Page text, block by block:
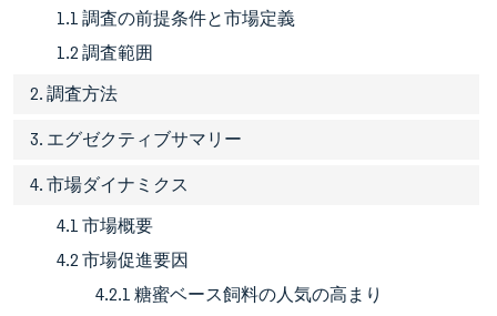
1.1 調査の前提条件と市場定義
1.2 調査範囲
2. 調査方法
3. エグゼクティブサマリー
4. 市場ダイナミクス
4.1 市場概要
4.2 市場促進要因
4.2.1 糖蜜ベース飼料の人気の高まり